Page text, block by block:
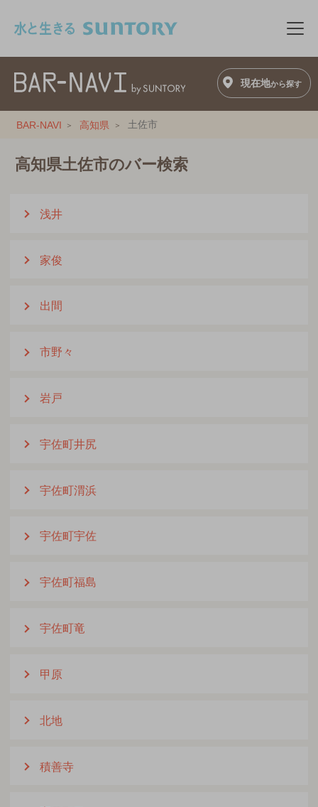
メ
現在地から探す
BAR-NAVI 高知県 土佐市
高知県土佐市のバー検索
浅井
家俊
出間
市野々
岩戸
宇佐町井尻
宇佐町渭浜
宇佐町宇佐
宇佐町福島
宇佐町竜
甲原
北地
積善寺